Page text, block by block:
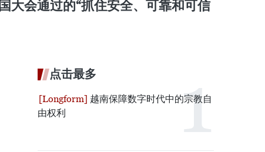
大会通过的“抓住安全、可靠和可信
点击最多
越南保障数字时代中的宗教自
由权利